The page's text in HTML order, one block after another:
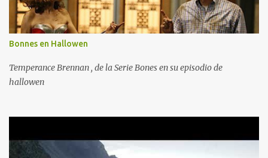
Bonnes en Hallowen
Temperance Brennan , de la Serie Bones en su episodio de
hallowen